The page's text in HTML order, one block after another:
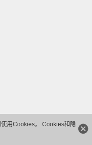
用Cookies。 Cookies和隐